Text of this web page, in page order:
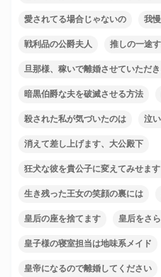
愛されてる場合じゃないの 我
戦利品の公爵夫人 推しの一途
旦那様、稼いで離婚させていただき
暗黒伯爵な夫を破滅させる方法
殺された私が気づいたのは 泣
消えて差し上げます、大公殿下
狂犬な彼を貴公子に変えてみせます
生き残った王女の笑顔の裏には
皇后の座を捨てます 皇后をさ
皇子様の寝室担当は地味系メイド
皇帝になるので離婚してください